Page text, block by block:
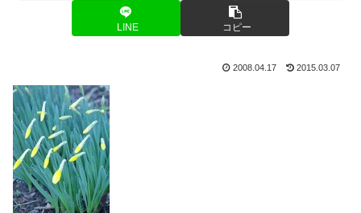
LINE コピー
2008.04.17 2015.03.07